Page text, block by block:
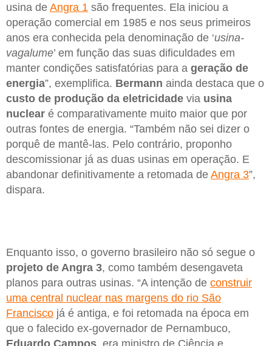
usina de Angra 1 são frequentes. Ela iniciou a
operação comercial em 1985 e nos seus primeiros
anos era conhecida pela denominação de ‘usina-
vagalume’ em função das suas dificuldades em
manter condições satisfatórias para a geração de
energia”, exemplifica. Bermann ainda destaca que o
custo de produção da eletricidade via usina
nuclear é comparativamente muito maior que por
outras fontes de energia. “Também não sei dizer o
porquê de mantê-las. Pelo contrário, proponho
descomissionar já as duas usinas em operação. E
abandonar definitivamente a retomada de Angra 3”,
dispara.
Enquanto isso, o governo brasileiro não só segue o
projeto de Angra 3, como também desengaveta
planos para outras usinas. “A intenção de construir
uma central nuclear nas margens do rio São
Francisco já é antiga, e foi retomada na época em
que o falecido ex-governador de Pernambuco,
Eduardo Campos , era ministro de Ciência e